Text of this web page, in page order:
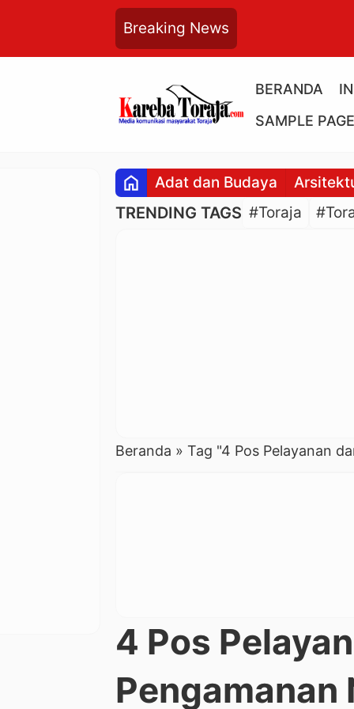
Breaking News
BERANDA
SAMPLE PAGE
home Adat dan Budaya
TRENDING TAGS #Toraja
Beranda » Tag "4 Pos Pelayanan
4 Pos
Pengamanan